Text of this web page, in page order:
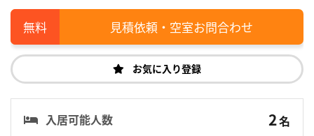
見積依頼・空室お問合わせ
お気に入り登録
入居可能人数 2名